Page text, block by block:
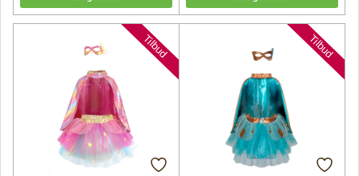
Tilbud Tilbud